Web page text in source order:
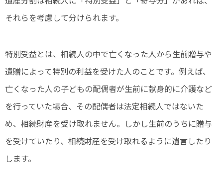
それらを考慮して分けられます。
特別受益とは、相続人の中で亡くなった人から生前贈与や
遺贈によって特別の利益を受けた人のことです。例えば、
亡くなった人の子どもの配偶者が生前に献身的に介護など
を行っていた場合、その配偶者は法定相続人ではないた
め、相続財産を受け取れません。しかし生前のうちに贈与
を受けていたり、相続財産を受け取れるように遺言したり
します。